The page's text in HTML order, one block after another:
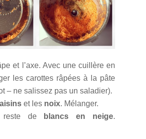
et l’axe. Avec une cuillère en
les carottes râpées à la pâte
– ne salissez pas un saladier).
et les noix. Mélanger.
reste de
blancs en neige.